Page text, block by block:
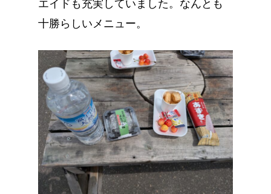
エイドも充実していました。なんとも
十勝らしいメニュー。